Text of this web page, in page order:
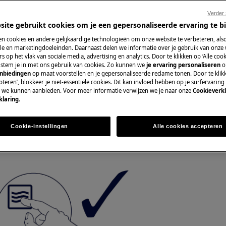
?
:
n'y a pas d'aliments dedans !
Pièces
Trouvez dans
détachées
Acheter des
gebruikt cookies om je een gepersonaliseerde ervaring te
cookies en andere gelijkaardige technologieën om onze website te verbeteren,
en marketingdoeleinden. Daarnaast delen we informatie over je gebruik van onze
op het vlak van sociale media, advertising en analytics. Door te klikken op ‘Alle
stem je in met ons gebruik van cookies. Zo kunnen we je ervaring personaliseren
op maat voorstellen en je gepersonaliseerde reclame tonen. Door te
blokkeer je niet-essentiële cookies. Dit kan invloed hebben op je
kunnen aanbieden. Voor meer informatie verwijzen we je naar onze
.
Cookie-instellingen Alle cookies accepteren
Verder